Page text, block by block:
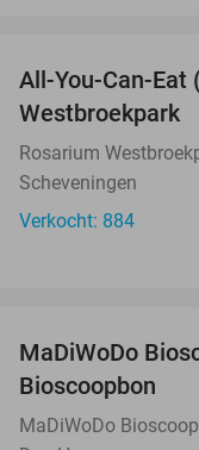
All-You-Can-Eat
Westbroekpark
Rosarium
Scheveningen
Verkocht: 884
MaDiWoDo
Bioscoopbon
MaDiWoDo